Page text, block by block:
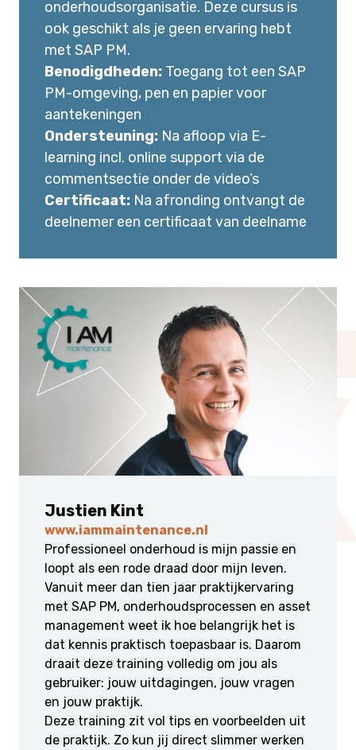
onderhoudsorganisatie. Deze cursus is
ook geschikt als je geen ervaring hebt
met SAP PM.
Benodigdheden: Toegang tot een SAP
PM-omgeving, pen en papier voor
aantekeningen
Ondersteuning: Na afloop via E-
learning incl. online support via de
commentsectie onder de video’s
Certificaat: Na afronding ontvangt de
deelnemer een certificaat van deelname
Justien Kint
www.iammaintenance.nl
Professioneel onderhoud is mijn passie en
loopt als een rode draad door mijn leven.
Vanuit meer dan tien jaar praktijkervaring
met SAP PM, onderhoudsprocessen en asset
management weet ik hoe belangrijk het is
dat kennis praktisch toepasbaar is. Daarom
draait deze training volledig om jou als
gebruiker: jouw uitdagingen, jouw vragen
en jouw praktijk.
Deze training zit vol tips en voorbeelden uit
de praktijk. Zo kun jij direct slimmer werken